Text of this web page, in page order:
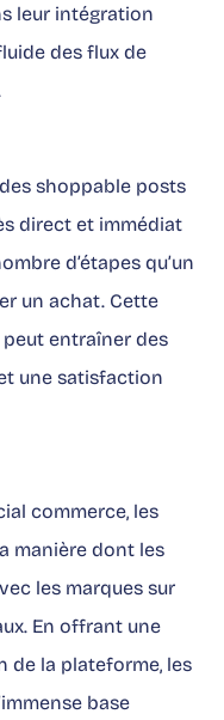
leur intégration
des flux de
shoppable posts
direct et immédiat
d’étapes qu’un
un achat. Cette
entraîner des
une satisfaction
commerce, les
manière dont les
les marques sur
En offrant une
de la plateforme, les
base